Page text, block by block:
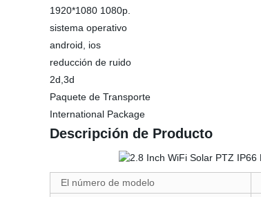
1920*1080 1080p.
sistema operativo
android, ios
reducción de ruido
2d,3d
Paquete de Transporte
International Package
Descripción de Producto
El número de modelo